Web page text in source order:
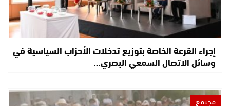
إجراء القرعة الخاصة بتوزيع تدخلات الأحزاب السياسية في
وسائل الاتصال السمعي البصري…
مجتمع